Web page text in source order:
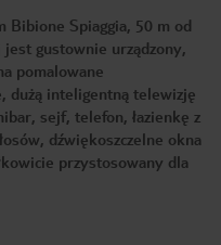
Bibione Spiaggia, 50 m od
jest gustownie urządzony,
pomalowane
dużą inteligentną telewizję
sejf, telefon, łazienkę z
dźwiękoszczelne okna
przystosowany dla